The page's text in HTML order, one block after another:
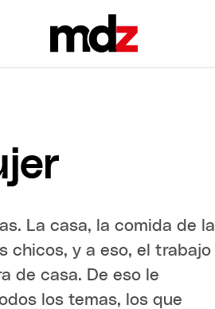
La casa, la comida de la
chicos, y a eso, el trabajo
de casa. De eso le
los temas, los que